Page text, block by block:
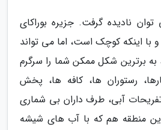
نادیده گرفت. جزیره بوراکای
با اینکه کوچک است، اما می تواند
به برترین شکل ممکن شما را سرگرم
رستوران ها، کافه ها، پخش
آبی، طرف داران بی شماری
منطقه هم که با آب های شیشه